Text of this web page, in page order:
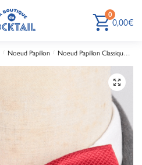
0
0,00€
/ Noeud Papillon / Noeud Papillon Classique
🔍